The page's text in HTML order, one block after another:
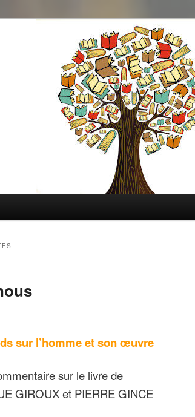
sur l’homme et son œuvre
sur le livre de
GIROUX et PIERRE GINCE